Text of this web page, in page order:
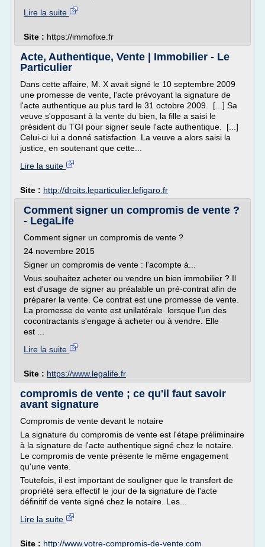
Lire la suite
Site : https://immofixe.fr
Acte, Authentique, Vente | Immobilier - Le
Particulier
Dans cette affaire, M. X avait signé le 10 septembre 2009
une promesse de vente, l'acte prévoyant la signature de
l'acte authentique au plus tard le 31 octobre 2009. [...] Sa
veuve s'opposant à la vente du bien, la fille a saisi le
président du TGI pour signer seule l'acte authentique. [...]
Celui-ci lui a donné satisfaction. La veuve a alors saisi la
justice, en soutenant que cette...
Lire la suite
Site : http://droits.leparticulier.lefigaro.fr
Comment signer un compromis de vente ?
- LegaLife
Comment signer un compromis de vente ?
24 novembre 2015
Signer un compromis de vente : l'acompte à...
Vous souhaitez acheter ou vendre un bien immobilier ? Il
est d'usage de signer au préalable un pré-contrat afin de
préparer la vente. Ce contrat est une promesse de vente.
La promesse de vente est unilatérale lorsque l'un des
cocontractants s'engage à acheter ou à vendre. Elle
est ...
Lire la suite
Site : https://www.legalife.fr
compromis de vente ; ce qu'il faut savoir
avant signature
Compromis de vente devant le notaire
La signature du compromis de vente est l'étape préliminaire
à la signature de l'acte authentique signé chez le notaire.
Le compromis de vente présente le même engagement
qu'une vente.
Toutefois, il est important de souligner que le transfert de
propriété sera effectif le jour de la signature de l'acte
définitif de vente signé chez le notaire. Les...
Lire la suite
Site : http://www.votre-compromis-de-vente.com